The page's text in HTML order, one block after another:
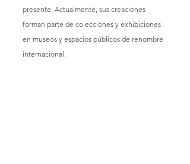
presente. Actualmente, sus creaciones
forman parte de colecciones y exhibiciones
en museos y espacios públicos de renombre
internacional.